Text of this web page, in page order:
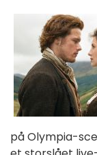
på Olympia-